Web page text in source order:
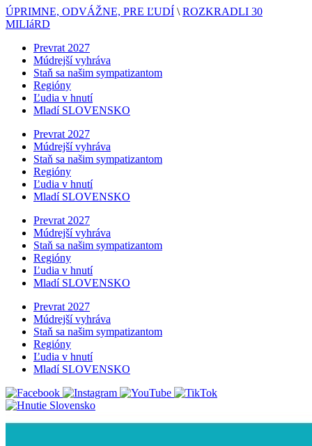
ÚPRIMNE, ODVÁŽNE, PRE ĽUDÍ \ ROZKRADLI 30
MILIáRD
Prevrat 2027
Múdrejší vyhráva
Staň sa našim sympatizantom
Regióny
Ľudia v hnutí
Mladí SLOVENSKO
Prevrat 2027
Múdrejší vyhráva
Staň sa našim sympatizantom
Regióny
Ľudia v hnutí
Mladí SLOVENSKO
Prevrat 2027
Múdrejší vyhráva
Staň sa našim sympatizantom
Regióny
Ľudia v hnutí
Mladí SLOVENSKO
Prevrat 2027
Múdrejší vyhráva
Staň sa našim sympatizantom
Regióny
Ľudia v hnutí
Mladí SLOVENSKO